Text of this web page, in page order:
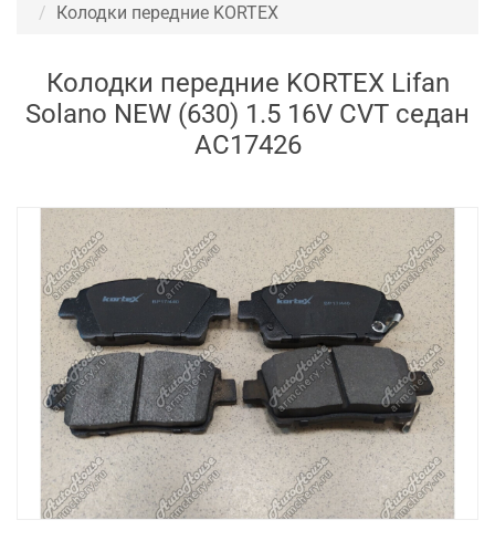
Колодки передние KORTEX
Колодки передние KORTEX Lifan
Solano NEW (630) 1.5 16V CVT седан
AC17426